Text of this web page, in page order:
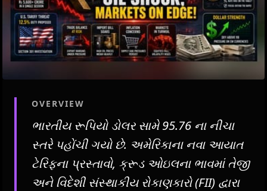
OVERVIEW
ભારતીય રૂપિયો ડોલર સામે 95.76 ના નીચા
સ્તરે પહોંચી ગયો છે. અમેરિકાના નવા આયાત
ટેરિફના પ્રસ્તાવો, ક્રૂડ ઓઇલના ભાવમાં તેજી
અને વિદેશી સંસ્થાકીય રોકાણકારો (FII) દ્વારા